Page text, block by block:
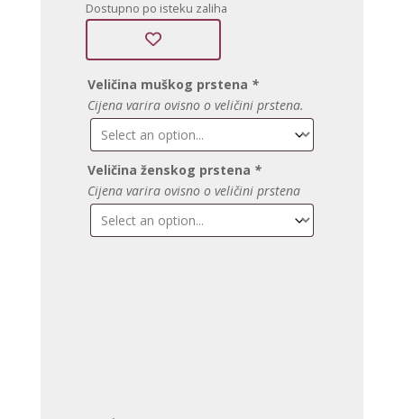
Dostupno po isteku zaliha
Veličina muškog prstena *
Cijena varira ovisno o veličini prstena.
Veličina ženskog prstena *
Cijena varira ovisno o veličini prstena